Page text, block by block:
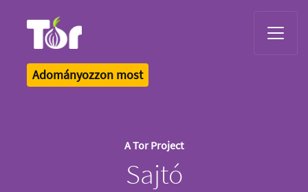
Adományozzon most
A Tor Project
Sajtó